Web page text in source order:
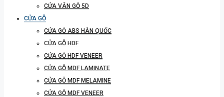
CỬA VÂN GỖ 5D
CỬA GỖ
CỬA GỖ ABS HÀN QUỐC
CỬA GỖ HDF
CỬA GỖ HDF VENEER
CỬA GỖ MDF LAMINATE
CỬA GỖ MDF MELAMINE
CỬA GỖ MDF VENEER